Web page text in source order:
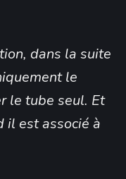
dans la suite
le
le tube seul. Et
il est associé à